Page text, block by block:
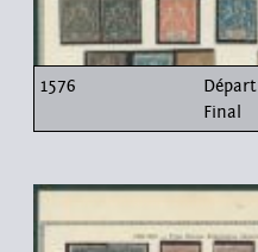
1576 Départ
Final